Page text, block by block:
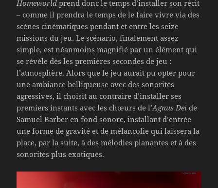
Homeworld prend donc le temps d’installer son récit
– comme il prendra le temps de le faire vivre via des
scènes cinématiques pendant et entre les seize
missions du jeu. Le scénario, finalement assez
simple, est néanmoins magnifié par un élément qui
se révèle dès les premières secondes de jeu :
l’atmosphère. Alors que le jeu aurait pu opter pour
une ambiance belliqueuse avec des sonorités
agressives, il choisit au contraire d’installer ses
premiers instants avec les chœurs de l’Agnus Dei de
Samuel Barber en fond sonore, installant d’entrée
une forme de gravité et de mélancolie qui laissera la
place, par la suite, à des mélodies planantes et à des
sonorités plus exotiques.